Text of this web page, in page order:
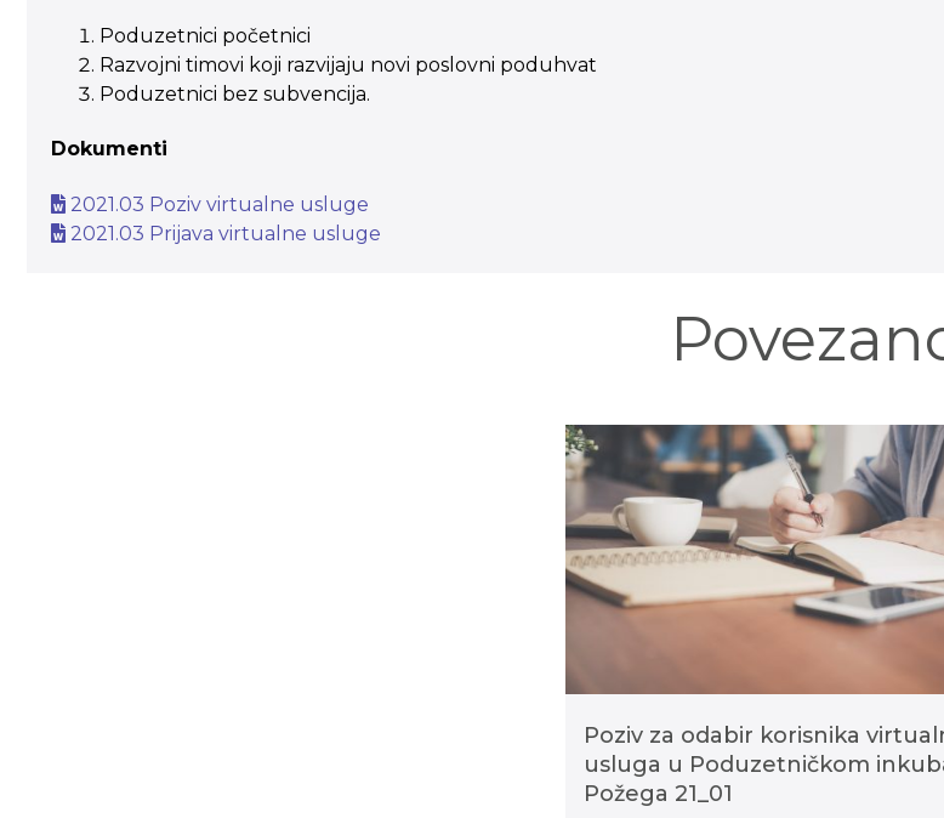
Poduzetnici početnici
Razvojni timovi koji razvijaju novi poslovni poduhvat
Poduzetnici bez subvencija.
Dokumenti
2021.03 Poziv virtualne usluge
2021.03 Prijava virtualne usluge
Poziv za odabir korisnika
usluga u Poduzetničkom
Požega 21_01